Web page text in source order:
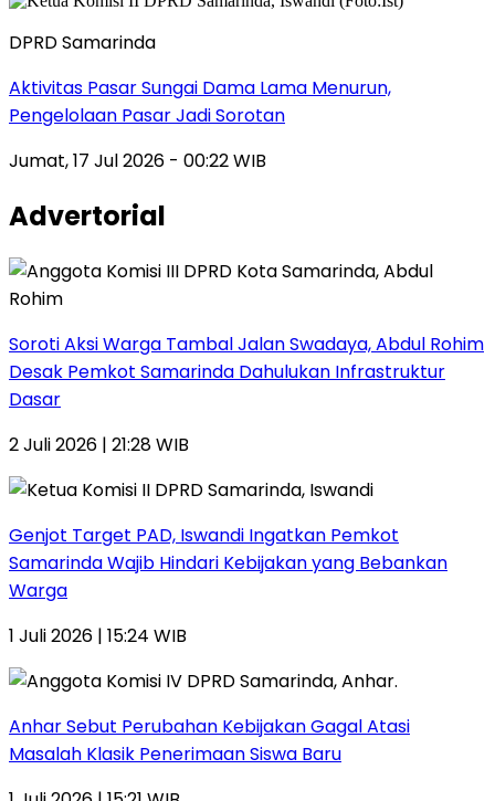
DPRD Samarinda
Aktivitas Pasar Sungai Dama Lama Menurun,
Pengelolaan Pasar Jadi Sorotan
Jumat, 17 Jul 2026 - 00:22 WIB
Advertorial
Soroti Aksi Warga Tambal Jalan Swadaya, Abdul Rohim
Desak Pemkot Samarinda Dahulukan Infrastruktur
Dasar
2 Juli 2026 | 21:28 WIB
Genjot Target PAD, Iswandi Ingatkan Pemkot
Samarinda Wajib Hindari Kebijakan yang Bebankan
Warga
1 Juli 2026 | 15:24 WIB
Anhar Sebut Perubahan Kebijakan Gagal Atasi
Masalah Klasik Penerimaan Siswa Baru